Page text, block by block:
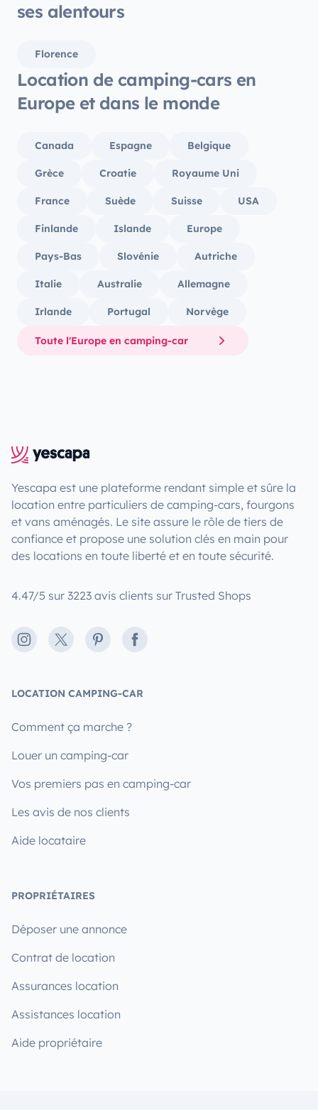
ses alentours
Florence
Location de camping-cars en
Europe et dans le monde
Canada Espagne Belgique
Grèce Croatie Royaume Uni
France Suède Suisse USA
Finlande Islande Europe
Pays-Bas Slovénie Autriche
Italie Australie Allemagne
Irlande Portugal Norvège
Toute l'Europe en camping-car
Yescapa est une plateforme rendant simple et sûre la
location entre particuliers de camping-cars, fourgons
et vans aménagés. Le site assure le rôle de tiers de
confiance et propose une solution clés en main pour
des locations en toute liberté et en toute sécurité.
4.47/5 sur 3223 avis clients sur Trusted Shops
Instagram
X PinterestFacebook
LOCATION CAMPING-CAR
Comment ça marche ?
Louer un camping-car
Vos premiers pas en camping-car
Les avis de nos clients
Aide locataire
PROPRIÉTAIRES
Déposer une annonce
Contrat de location
Assurances location
Assistances location
Aide propriétaire